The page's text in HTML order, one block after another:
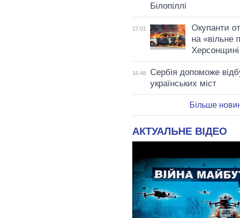
Білопіллі
17:01
Окупанти
на «вільне
16:48
Сербія допоможе
українських міст
Більше
АКТУАЛЬНЕ ВІДЕО